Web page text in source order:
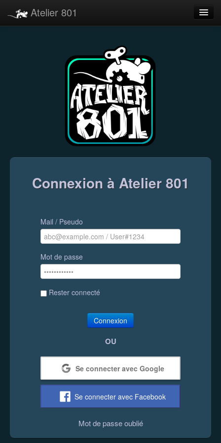
Atelier 801
Connexion à Atelier 801
Mail / Pseudo
Mot de passe
Rester connecté
Connexion
OU
Se connecter avec Google
Se connecter avec Facebook
Mot de passe oublié